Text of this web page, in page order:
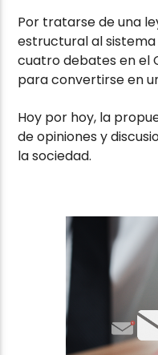
Por tratarse de una
estructural al
cuatro debates en el
para convertirse en
Hoy por hoy, la
de opiniones y
la sociedad.